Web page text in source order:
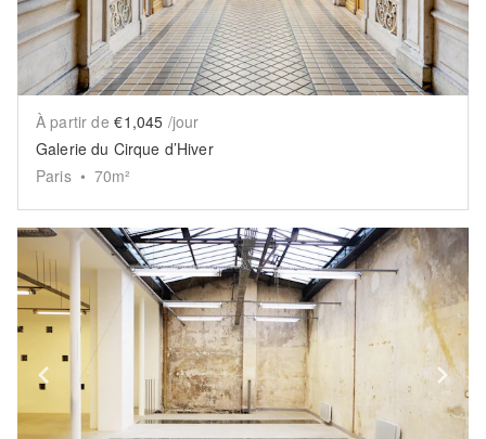
À partir de €1,045 /jour
Galerie du Cirque d’Hiver
Paris • 70m²
Show previous slide